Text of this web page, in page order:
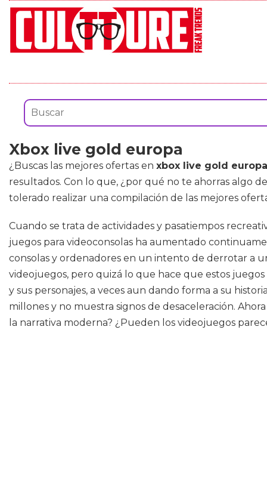
Xbox live gold europa
¿Buscas las mejores ofertas en xbox live gold europa
resultados. Con lo que, ¿por qué no te ahorras algo
tolerado realizar una compilación de las mejores
Cuando se trata de actividades y pasatiempos
juegos para videoconsolas ha aumentado
consolas y ordenadores en un intento de derrotar a
videojuegos, pero quizá lo que hace que estos
y sus personajes, a veces aun dando forma a su
millones y no muestra signos de desaceleración.
la narrativa moderna? ¿Pueden los videojuegos